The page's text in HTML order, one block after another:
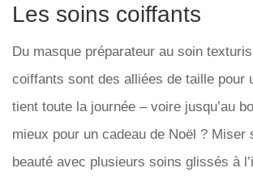
Les soins coiffants
Du masque préparateur au soin
coiffants sont des alliées de taille pour
tient toute la journée – voire jusqu’au
mieux pour un cadeau de Noël ? Miser
beauté avec plusieurs soins glissés à